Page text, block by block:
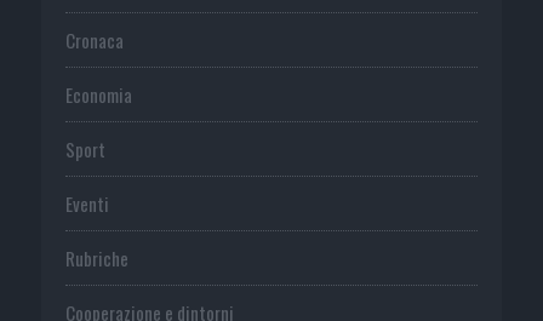
Cronaca
Economia
Sport
Eventi
Rubriche
Cooperazione e dintorni